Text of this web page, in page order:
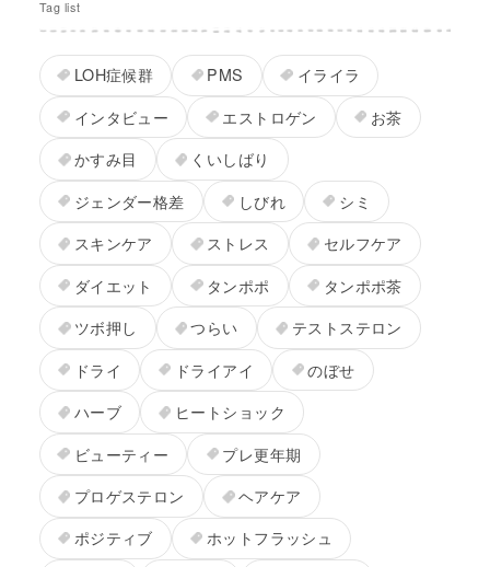
Tag list
LOH症候群 PMS
イライラ
インタビュー
エストロゲン
お茶
かすみ目
くいしばり
ジェンダー格差
しびれ
シミ
スキンケア
ストレス
セルフケア
ダイエット
タンポポ
タンポポ茶
ツボ押し
つらい
テストステロン
ドライ
ドライアイ
のぼせ
ハーブ
ヒートショック
ビューティー
プレ更年期
プロゲステロン
ヘアケア
ポジティブ
ホットフラッシュ